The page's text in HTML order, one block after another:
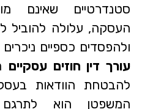
סטנדרטיים שאינם
העסקה, עלולה להוביל
ולהפסדים כספיים
עורך דין חוזים עסקיים
להבטחת הוודאות
המשפטן הוא